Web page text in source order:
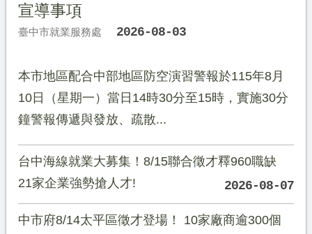
宣導事項
臺中市就業服務處 2026-08-03
本市地區配合中部地區防空演習警報於115年8月
10日（星期一）當日14時30分至15時，實施30分
鐘警報傳遞與發放、疏散...
台中海線就業大募集！8/15聯合徵才釋960職缺
21家企業強勢搶人才!
2026-08-07
中市府8/14太平區徵才登場！ 10家廠商逾300個